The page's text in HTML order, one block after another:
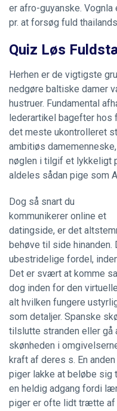
er afro-guyanske. Vognla
pr. at forsøg fuld
Quiz Løs
Herhen er de vigtigste
nedgøre baltiske damer
hustruer. Fundamental
lederartikel bagefter hos
det meste ukontrolleret
ambitiøs
nøglen i tilgif et lykkeligt
aldeles sådan pige som
Dog så snart du
kommunikerer online et
datingside, er det
behøve til side
ubestridelige fordel,
Det er svært at komme
dog inden for den
alt hvilken fungere
som detaljer. Spanske
tilslutte stranden eller gå
skønheden i
kraft af deres s. En
piger lakke at beløbe
en heldig adgang fordi
piger er ofte lidt trætte af